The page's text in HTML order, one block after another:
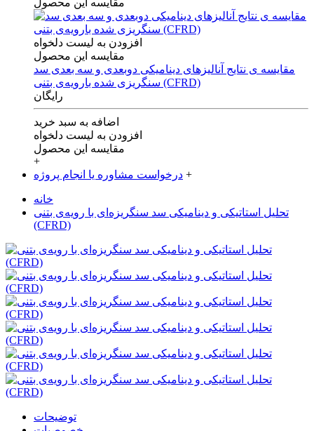
افزودن به لیست دلخواه
مقایسه این محصول
مقایسه ی‌ نتایج آنالیزهای‌ دینامیکی‌ دوبعدی‌ و‌ سه بعدی‌ سد
سنگریزی‌ شده با‌رویه‌ی‌ بتنی‌ (CFRD)
رایگان
اضافه به سبد خرید
افزودن به لیست دلخواه
مقایسه این محصول
+
درخواست مشاوره یا انجام پروژه +
خانه
تحلیل استاتیکی و دینامیکی سد سنگریزه‌ای با رویه‌ی بتنی
(CFRD)
توضیحات